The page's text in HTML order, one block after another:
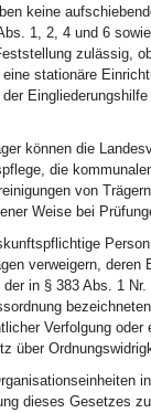
keine
1, 2, 4 und 6
zulässig,
stationäre
können die
die
von
Weise bei
verweigern, deren
der in § 383 Abs. 1
Verfolgung oder
über
dieses Gesetzes